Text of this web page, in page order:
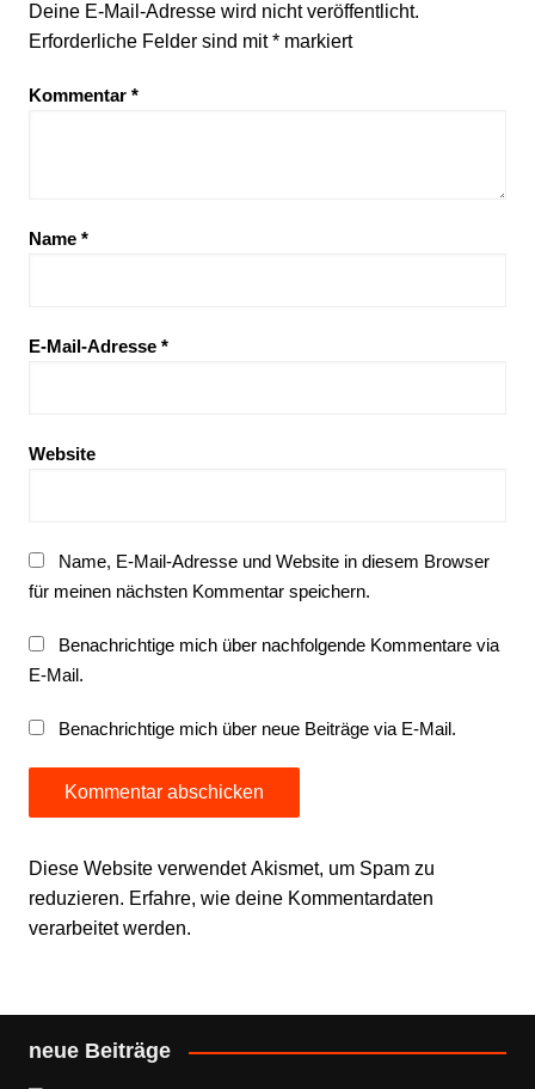
Deine E-Mail-Adresse wird nicht veröffentlicht.
Erforderliche Felder sind mit*markiert
Kommentar *
Name *
E-Mail-Adresse *
Website
Name, E-Mail-Adresse und Website in diesem Browser
für meinen nächsten Kommentar speichern.
Benachrichtige mich über nachfolgende Kommentare via
E-Mail.
Benachrichtige mich über neue Beiträge via E-Mail.
Diese Website verwendet Akismet, um Spam zu
reduzieren. Erfahre, wie deine Kommentardaten
verarbeitet werden.
neue Beiträge